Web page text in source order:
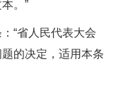
。”
“省人民代表大会
的决定，适用本条